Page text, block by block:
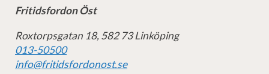
Fritidsfordon Öst
Roxtorpsgatan 18, 582 73 Linköping
013-50500
info@fritidsfordonost.se